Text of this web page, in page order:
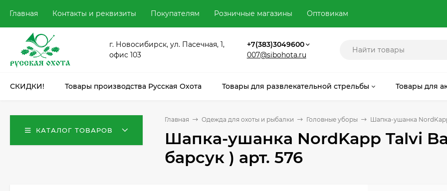
Главная Контакты и реквизиты Покупателям Розничные магазины Оптовикам
г. Новосибирск, ул. Пасечная, 1,
офис 103
+7(383)3049600
007@sibohota.ru
СКИДКИ! Товары производства Русская Охота Товары для развлекательной стрельбы Товары для
КАТАЛОГ ТОВАРОВ
Главная Одежда для охоты и рыбалки Головные уборы Шапка-ушанка
Шапка-ушанка NordKapp Talvi
барсук ) арт. 576